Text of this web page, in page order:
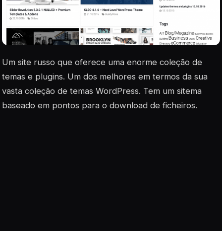
Um site russo que oferece uma enorme coleção de
temas e plugins. Um dos melhores em termos da sua
vasta coleção de temas WordPress. Tem um sitema
baseado em pontos para o download de ficheiros.